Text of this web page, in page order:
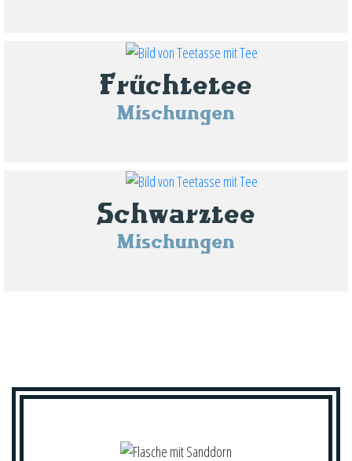
Früchtetee
Mischungen
Schwarztee
Mischungen